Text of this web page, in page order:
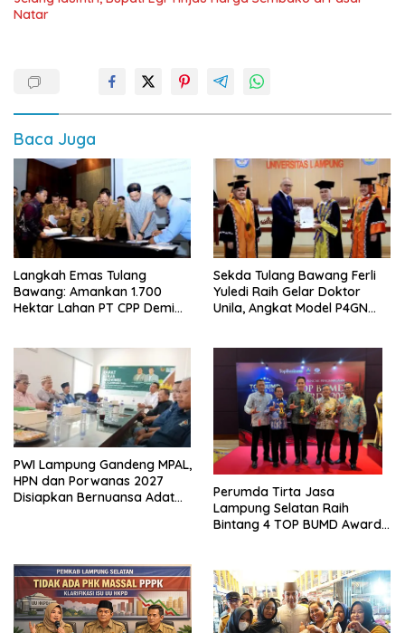
Natar
Baca Juga
Langkah Emas Tulang
Bawang: Amankan 1.700
Hektar Lahan PT CPP Demi
Sekda Tulang Bawang Ferli
Yuledi Raih Gelar Doktor
Unila, Angkat Model P4GN
PWI Lampung Gandeng MPAL,
HPN dan Porwanas 2027
Disiapkan Bernuansa Adat
Perumda Tirta Jasa
Lampung Selatan Raih
Bintang 4 TOP BUMD Awards